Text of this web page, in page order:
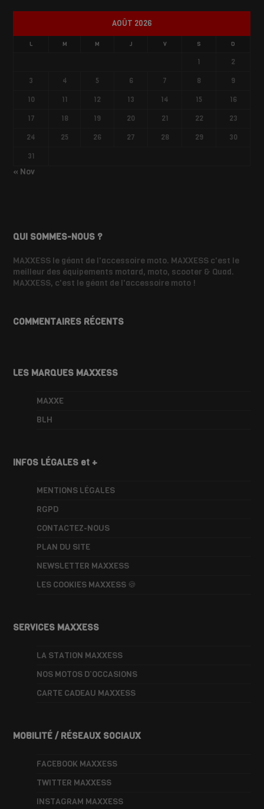
AOÛT 2026
L M M J V S D
1
2
3
4 5 6 7 8
9
10
11 12 13 14 15
16
17
18 19 20 21 22
23
24
25 26 27 28 29
30
31
« Nov
QUI SOMMES-NOUS ?
MAXXESS le géant de l'accessoire moto. MAXXESS c'est le
meilleur des équipements motard, moto, scooter & Quad.
MAXXESS, c'est le géant de l'accessoire moto !
COMMENTAIRES RÉCENTS
LES MARQUES MAXXESS
MAXXE
BLH
INFOS LÉGALES et +
MENTIONS LÉGALES
RGPD
CONTACTEZ-NOUS
PLAN DU SITE
NEWSLETTER MAXXESS
LES COOKIES MAXXESS 🍪
SERVICES MAXXESS
LA STATION MAXXESS
NOS MOTOS D’OCCASIONS
CARTE CADEAU MAXXESS
MOBILITÉ / RÉSEAUX SOCIAUX
FACEBOOK MAXXESS
TWITTER MAXXESS
INSTAGRAM MAXXESS